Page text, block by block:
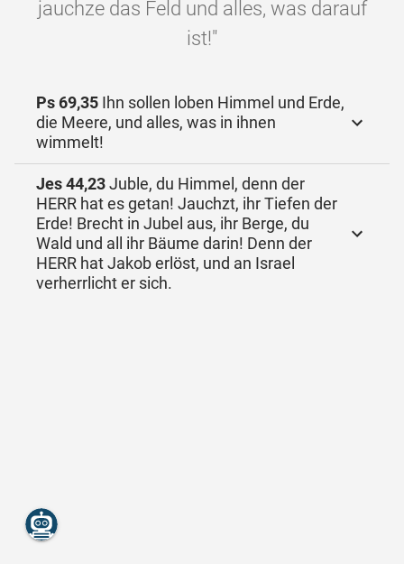
jauchze das Feld und alles, was darauf
ist!"
Ps 69,35 Ihn sollen loben Himmel und Erde,
die Meere, und alles, was in ihnen
wimmelt!
Jes 44,23Juble, du Himmel, denn der
HERR hat es getan! Jauchzt, ihr Tiefen der
Erde! Brecht in Jubel aus, ihr Berge, du
Wald und all ihr Bäume darin! Denn der
HERR hat Jakob erlöst, und an Israel
verherrlicht er sich.